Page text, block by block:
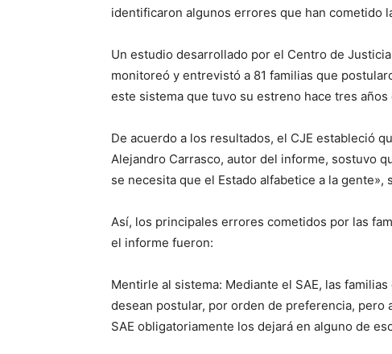
identificaron algunos errores que han cometido
Un estudio desarrollado por el Centro de
monitoreó y entrevistó a 81 familias que
este sistema que tuvo su estreno hace tres años
De acuerdo a los resultados, el CJE estableció
Alejandro Carrasco, autor del informe, sostuvo
se necesita que el Estado alfabetice a la gente»,
Así, los principales errores cometidos por las
el informe fueron:
Mentirle al sistema: Mediante el SAE, las
desean postular, por orden de preferencia,
SAE obligatoriamente los dejará en alguno de